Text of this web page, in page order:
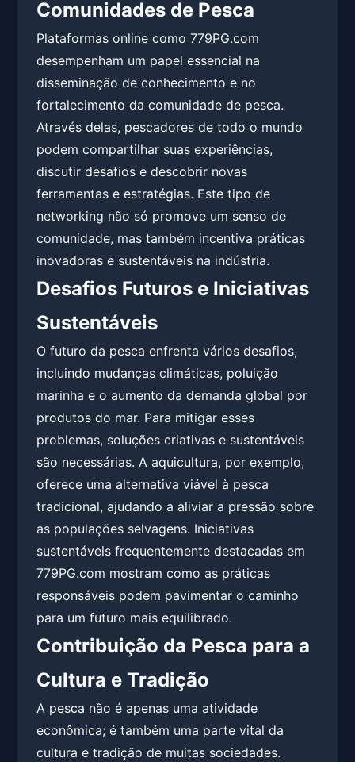
Comunidades de Pesca
Plataformas online como 779PG.com
desempenham um papel essencial na
disseminação de conhecimento e no
fortalecimento da comunidade de pesca.
Através delas, pescadores de todo o mundo
podem compartilhar suas experiências,
discutir desafios e descobrir novas
ferramentas e estratégias. Este tipo de
networking não só promove um senso de
comunidade, mas também incentiva práticas
inovadoras e sustentáveis na indústria.
Desafios Futuros e Iniciativas
Sustentáveis
O futuro da pesca enfrenta vários desafios,
incluindo mudanças climáticas, poluição
marinha e o aumento da demanda global por
produtos do mar. Para mitigar esses
problemas, soluções criativas e sustentáveis
são necessárias. A aquicultura, por exemplo,
oferece uma alternativa viável à pesca
tradicional, ajudando a aliviar a pressão sobre
as populações selvagens. Iniciativas
sustentáveis frequentemente destacadas em
779PG.com mostram como as práticas
responsáveis podem pavimentar o caminho
para um futuro mais equilibrado.
Contribuição da Pesca para a
Cultura e Tradição
A pesca não é apenas uma atividade
econômica; é também uma parte vital da
cultura e tradição de muitas sociedades.